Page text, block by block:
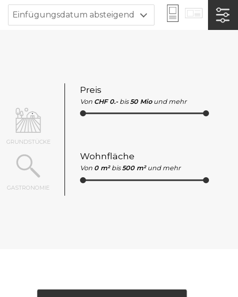
Einfügungsdatum absteigend
GRUNDSTÜCKE
GASTRONOMIE
Preis
Von CHF 0.- bis 50 Mio und mehr
Wohnfläche
Von 0 m² bis 500 m² und mehr